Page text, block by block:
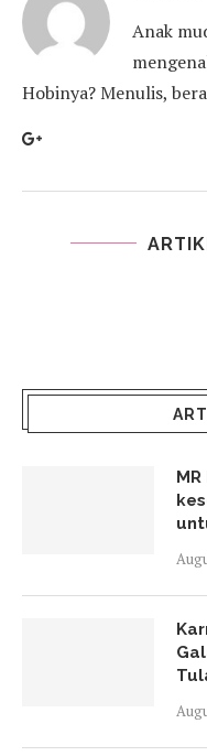
Anak
Hobinya? Menulis,